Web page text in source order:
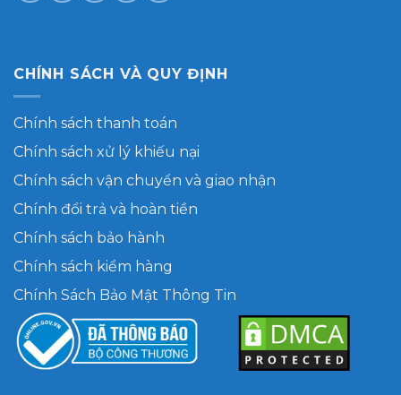
CHÍNH SÁCH VÀ QUY ĐỊNH
Chính sách thanh toán
Chính sách xử lý khiếu nại
Chính sách vận chuyển và giao nhận
Chính đổi trả và hoàn tiền
Chính sách bảo hành
Chính sách kiểm hàng
Chính Sách Bảo Mật Thông Tin